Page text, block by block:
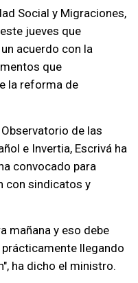
Social y Migraciones,
jueves que
acuerdo con la
que
la reforma de
de las
e Invertia, Escrivá ha
convocado para
con sindicatos y
mañana y eso debe
llegando
ha dicho el ministro.